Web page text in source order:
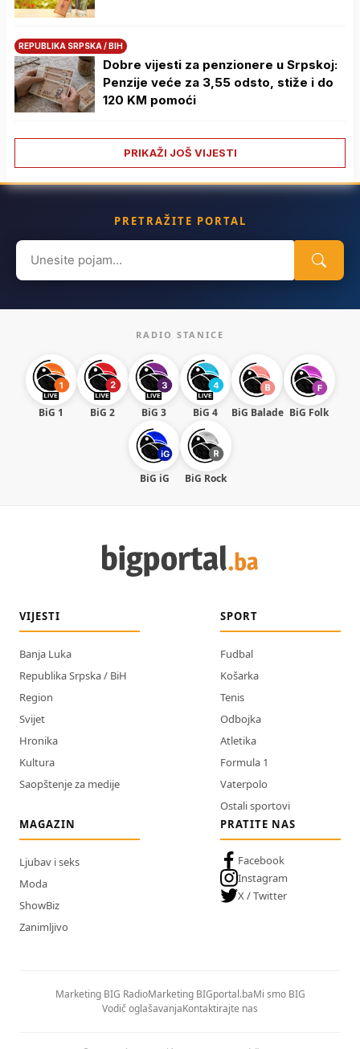
REPUBLIKA SRPSKA / BIH
Dobre vijesti za penzionere u Srpskoj:
Penzije veće za 3,55 odsto, stiže i do
120 KM pomoći
PRIKAŽI JOŠ VIJESTI
PRETRAŽITE PORTAL
Search
for:
RADIO STANICE
BiG 1 BiG 2 BiG 3 BiG 4 BiG Balade BiG Folk
BiG iG BiG Rock
VIJESTI
Banja Luka
Republika Srpska / BiH
Region
Svijet
Hronika
Kultura
Saopštenje za medije
SPORT
Fudbal
Košarka
Tenis
Odbojka
Atletika
Formula 1
Vaterpolo
Ostali sportovi
MAGAZIN
Ljubav i seks
Moda
ShowBiz
Zanimljivo
PRATITE NAS
Facebook
Instagram
X / Twitter
Marketing BIG RadioMarketing BIGportal.baMi smo BIG
Vodič oglašavanjaKontaktirajte nas